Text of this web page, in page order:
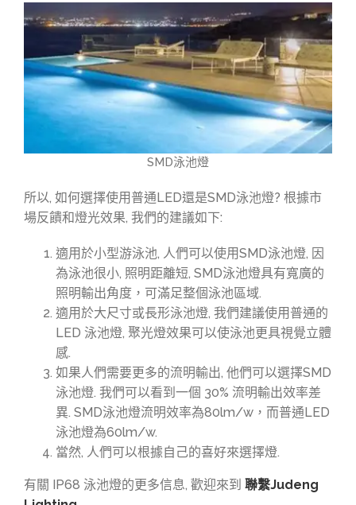
SMD泳池燈
所以, 如何選擇使用普通LED還是SMD泳池燈? 根據市
場反饋和燈光效果, 我們的建議如下:
適用於小型游泳池, 人們可以使用SMD泳池燈, 因
為泳池很小, 照明距離短, SMD泳池燈具有寬廣的
照明輸出角度，可滿足整個泳池區域.
適用於大尺寸或長形泳池燈, 我們建議使用普通的
LED 泳池燈, 聚光燈效果可以使泳池更具視覺立體
感.
如果人們需要更多的流明輸出, 他們可以選擇SMD
泳池燈. 我們可以看到一個 30% 流明輸出效率差
異. SMD泳池燈流明效率為80lm/w，而普通LED
泳池燈為60lm/w.
當然, 人們可以根據自己的喜好來選擇燈.
有關 IP68 泳池燈的更多信息, 歡迎來到 聯繫Judeng